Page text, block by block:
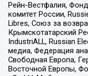
Рейн-Вестфалия,
комитет России,
Libres, Союз за
Крымскотатарский
IndustriALL, Russian
медиа, Федерация
Свободная Европа,
Восточной Европы,